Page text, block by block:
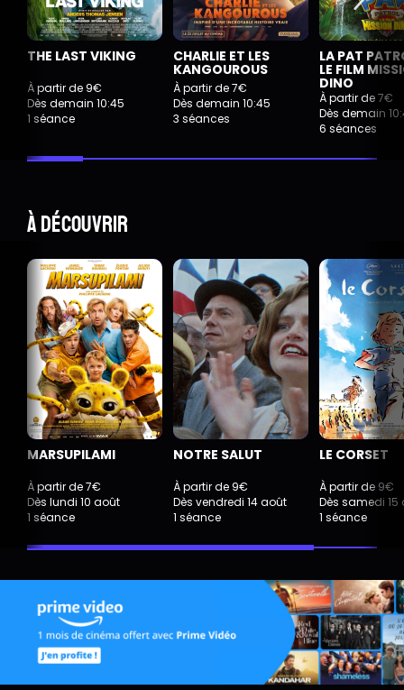
THE LAST VIKING
À partir de 9€
Dès demain 10:45
1 séance
CHARLIE ET LES
KANGOUROUS
À partir de 7€
Dès demain 10:45
3 séances
LA PAT
LE FILM
DINO
À partir de 7€
Dès demain
6 séances
À découvrir
MARSUPILAMI
À partir de 7€
Dès lundi 10 août
1 séance
NOTRE SALUT
À partir de 9€
Dès vendredi 14 août
1 séance
LE CORSET
À partir de 9€
Dès samedi 15
1 séance